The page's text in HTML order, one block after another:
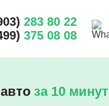
283 80 22
375 08 08
за 10 минут